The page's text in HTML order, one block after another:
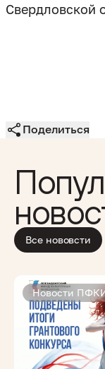
Свердловской
Поделиться
Все нововсти
Новости